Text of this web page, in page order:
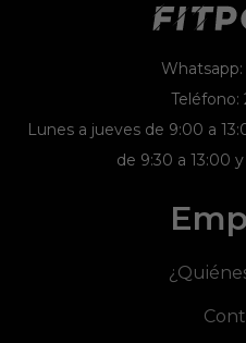
Whatsapp:
Teléfono:
Lunes a jueves de 9:00 a
de 9:30 a 13:00